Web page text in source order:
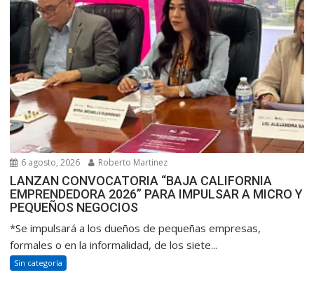
6 agosto, 2026 Roberto Martinez
LANZAN CONVOCATORIA “BAJA CALIFORNIA
EMPRENDEDORA 2026” PARA IMPULSAR A MICRO Y
PEQUEÑOS NEGOCIOS
*Se impulsará a los dueños de pequeñas empresas,
formales o en la informalidad, de los siete...
Sin categoría